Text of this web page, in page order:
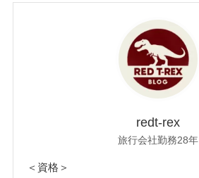
redt-rex
旅行会社勤務28年
＜資格＞